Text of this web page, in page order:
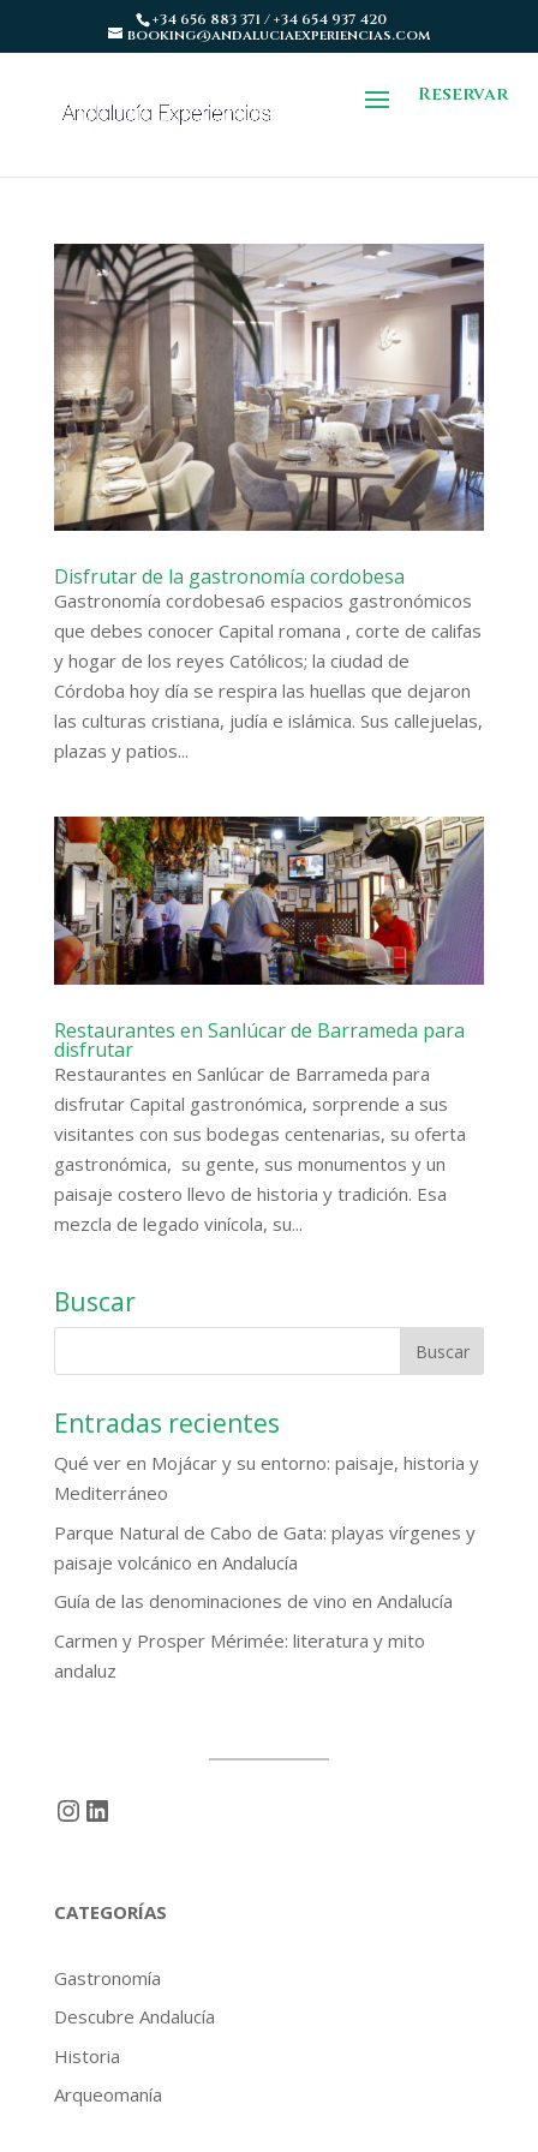
+34 656 883 371 / +34 654 937 420
booking@andaluciaexperiencias.com
Reservar
Disfrutar de la gastronomía cordobesa
Gastronomía cordobesa6 espacios gastronómicos
que debes conocer Capital romana , corte de califas
y hogar de los reyes Católicos; la ciudad de
Córdoba hoy día se respira las huellas que dejaron
las culturas cristiana, judía e islámica. Sus callejuelas,
plazas y patios...
Restaurantes en Sanlúcar de Barrameda para
disfrutar
Restaurantes en Sanlúcar de Barrameda para
disfrutar Capital gastronómica, sorprende a sus
visitantes con sus bodegas centenarias, su oferta
gastronómica, su gente, sus monumentos y un
paisaje costero llevo de historia y tradición. Esa
mezcla de legado vinícola, su...
Buscar
Entradas recientes
Qué ver en Mojácar y su entorno: paisaje, historia y
Mediterráneo
Parque Natural de Cabo de Gata: playas vírgenes y
paisaje volcánico en Andalucía
Guía de las denominaciones de vino en Andalucía
Carmen y Prosper Mérimée: literatura y mito
andaluz
Instagram
LinkedIn
CATEGORÍAS
Gastronomía
Descubre Andalucía
Historia
Arqueomanía